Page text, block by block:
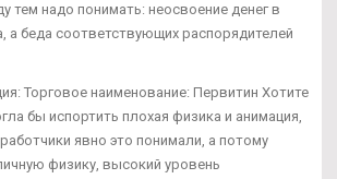
тем надо понимать: неосвоение денег в
а беда соответствующих распорядителей
Торговое наименование: Первитин Хотите
бы испортить плохая физика и анимация,
явно это понимали, а потому
физику, высокий уровень